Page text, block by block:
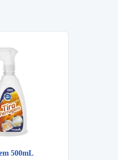
500mL